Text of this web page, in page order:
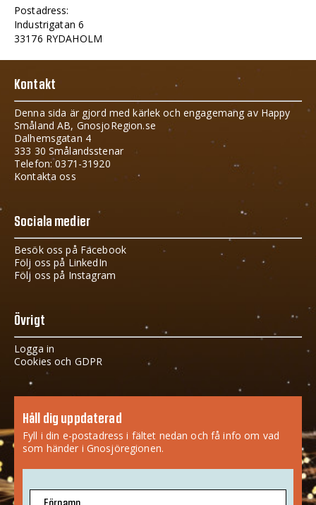
Postadress:
Industrigatan 6
33176 RYDAHOLM
Kontakt
Denna sida är gjord med kärlek och engagemang av Happy
Småland AB, GnosjoRegion.se
Dalhemsgatan 4
333 30 Smålandsstenar
Telefon: 0371-31920
Kontakta oss
Sociala medier
Besök oss på Facebook
Följ oss på LinkedIn
Följ oss på Instagram
Övrigt
Logga in
Cookies och GDPR
Håll dig uppdaterad
Fyll i din e-postadress i fältet nedan och få info om vad
som händer i Gnosjöregionen.